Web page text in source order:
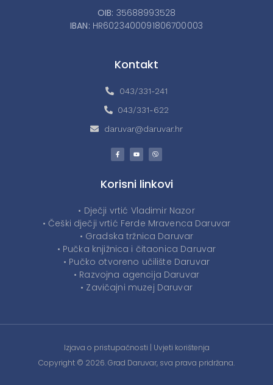
OIB: 35688993528
IBAN: HR6023400091806700003
Kontakt
043/331-241
043/331-622
daruvar@daruvar.hr
Korisni linkovi
• Dječji vrtić Vladimir Nazor
• Češki dječji vrtić Ferde Mravenca Daruvar
• Gradska tržnica Daruvar
• Pučka knjižnica i čitaonica Daruvar
• Pučko otvoreno učilište Daruvar
• Razvojna agencija Daruvar
• Zavičajni muzej Daruvar
Izjava o pristupačnosti | Uvjeti korištenja
Copyright © 2026. Grad Daruvar, sva prava pridržana.